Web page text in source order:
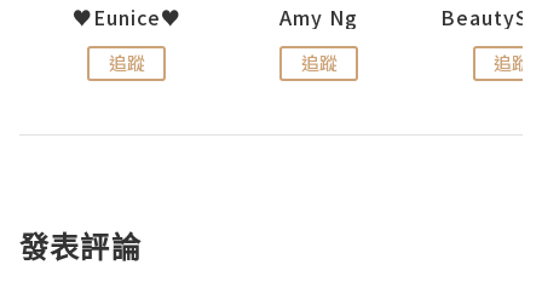
♥Eunice♥
追蹤
Amy Ng
追蹤 追蹤
發表評論